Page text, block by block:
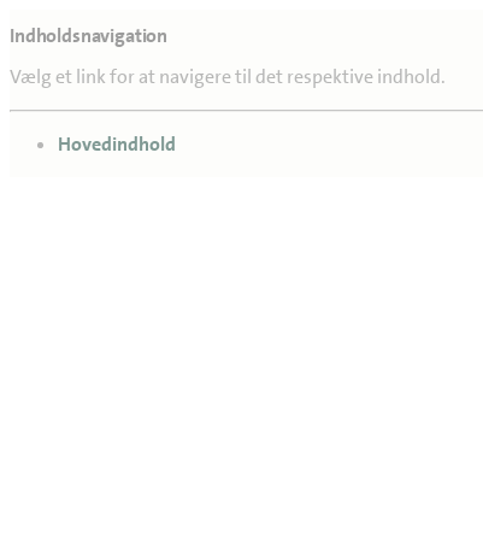
Indholdsnavigation
Vælg et link for at navigere til det respektive indhold.
gå til
Hovedindhold